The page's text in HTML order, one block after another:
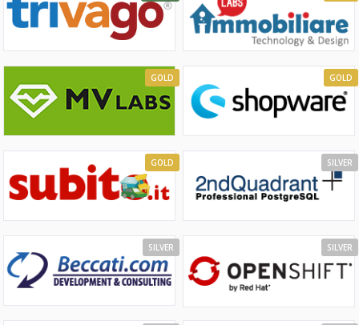
GOLD GOLD
GOLD SILVER
SILVER SILVER